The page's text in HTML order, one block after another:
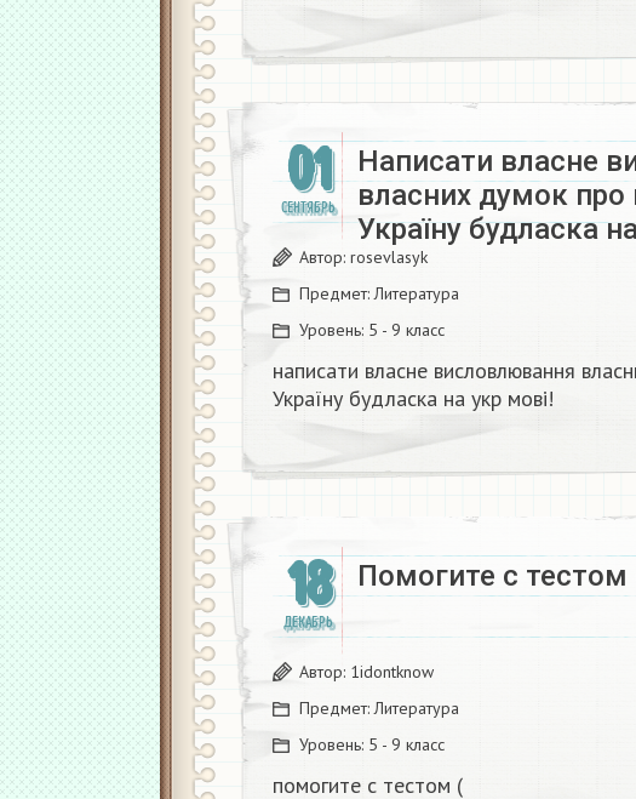
01
СЕНТЯБРЬ
Написати власне
власних думок про
Україну будласка
Автор: rosevlasyk
Предмет:Литература
Уровень: 5 - 9 класс
написати власне висловлювання
Україну будласка на укр мові!​
18
ДЕКАБРЬ
Помогите с тестом
Автор: 1idontknow
Предмет:Литература
Уровень: 5 - 9 класс
помогите с тестом (​